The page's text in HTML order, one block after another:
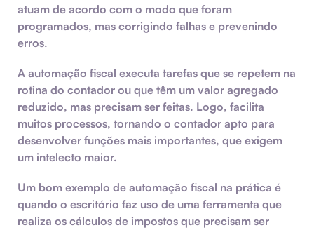
atuam de acordo com o modo que foram
programados, mas corrigindo falhas e prevenindo
erros.
A automação fiscal executa tarefas que se repetem na
rotina do contador ou que têm um valor agregado
reduzido, mas precisam ser feitas. Logo, facilita
muitos processos, tornando o contador apto para
desenvolver funções mais importantes, que exigem
um intelecto maior.
Um bom exemplo de automação fiscal na prática é
quando o escritório faz uso de uma ferramenta que
realiza os cálculos de impostos que precisam ser